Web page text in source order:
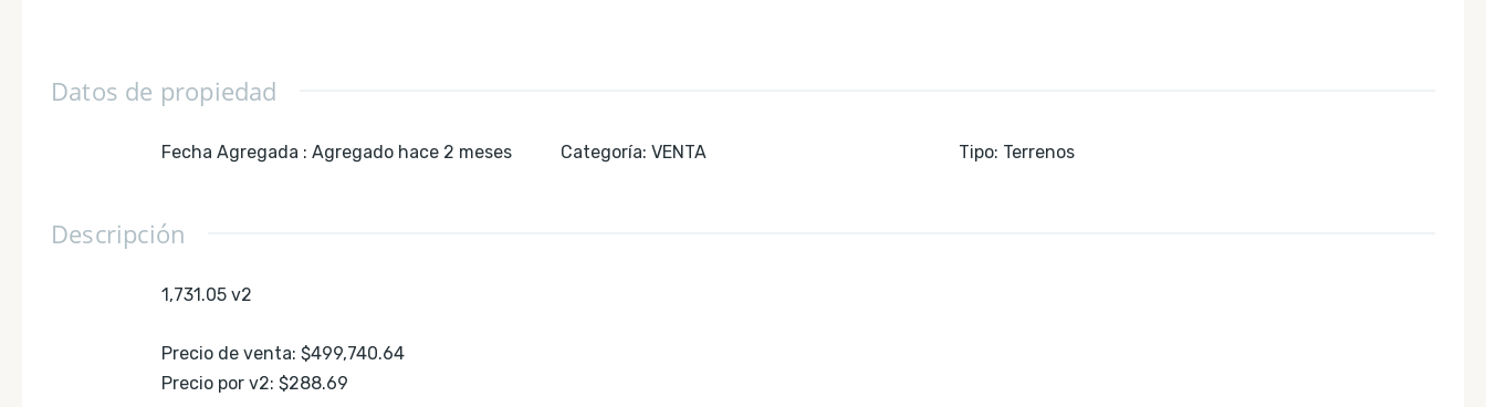
Datos de propiedad
Fecha Agregada : Agregado hace 2 meses Categoría: VENTA Tipo: Terrenos
Descripción
1,731.05 v2
Precio de venta: $499,740.64
Precio por v2: $288.69